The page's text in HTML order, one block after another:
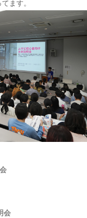
ます。
会